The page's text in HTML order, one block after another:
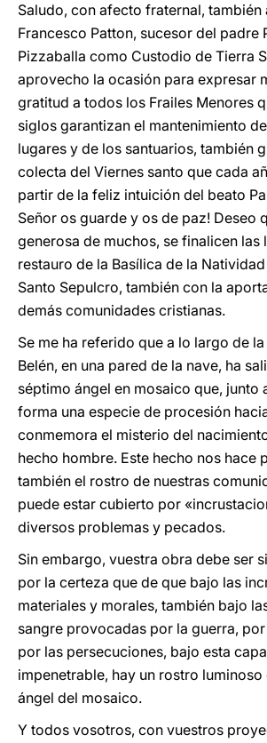
Saludo, con afecto fraternal, también
Francesco Patton, sucesor del padre
Pizzaballa como Custodio de Tierra
aprovecho la ocasión para expresar
gratitud a todos los Frailes Menores
siglos garantizan el mantenimiento
lugares y de los santuarios, también
colecta del Viernes santo que cada
partir de la feliz intuición del beato
Señor os guarde y os de paz! Deseo
generosa de muchos, se finalicen las
restauro de la Basílica de la
Santo Sepulcro, también con la
demás comunidades cristianas.
Se me ha referido que a lo largo de
Belén, en una pared de la nave, ha
séptimo ángel en mosaico que, junto
forma una especie de procesión
conmemora el misterio del
hecho hombre. Este hecho nos hace
también el rostro de nuestras
puede estar cubierto por
diversos problemas y pecados.
Sin embargo, vuestra obra debe ser
por la certeza que de que bajo las
materiales y morales, también bajo
sangre provocadas por la guerra,
por las persecuciones, bajo esta
impenetrable, hay un rostro
ángel del mosaico.
Y todos vosotros, con vuestros